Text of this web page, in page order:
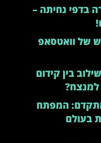
בדפי נחיתה –
של וואטסאפ
בין קידום
למנצח?
מתקדם: המפתח
בעולם